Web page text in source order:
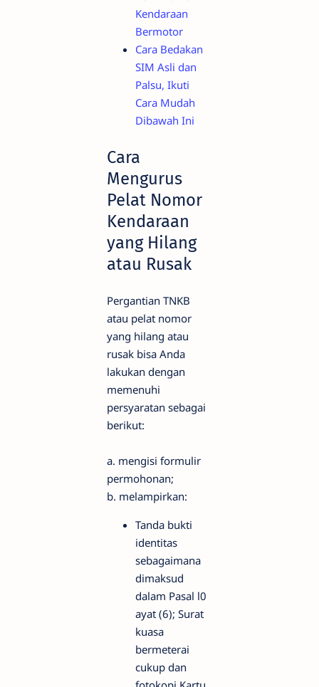
Kendaraan
Bermotor
Cara Bedakan
SIM Asli dan
Palsu, Ikuti
Cara Mudah
Dibawah Ini
Cara
Mengurus
Pelat Nomor
Kendaraan
yang Hilang
atau Rusak
Pergantian TNKB
atau pelat nomor
yang hilang atau
rusak bisa Anda
lakukan dengan
memenuhi
persyaratan sebagai
berikut:
a. mengisi formulir
permohonan;
b. melampirkan:
Tanda bukti
identitas
sebagaimana
dimaksud
dalam Pasal l0
ayat (6); Surat
kuasa
bermeterai
cukup dan